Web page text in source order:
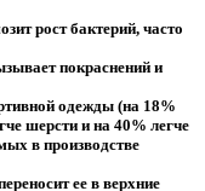
рост бактерий, часто
покраснений и
одежды (на 18%
шерсти и на 40% легче
в производстве
ее в верхние